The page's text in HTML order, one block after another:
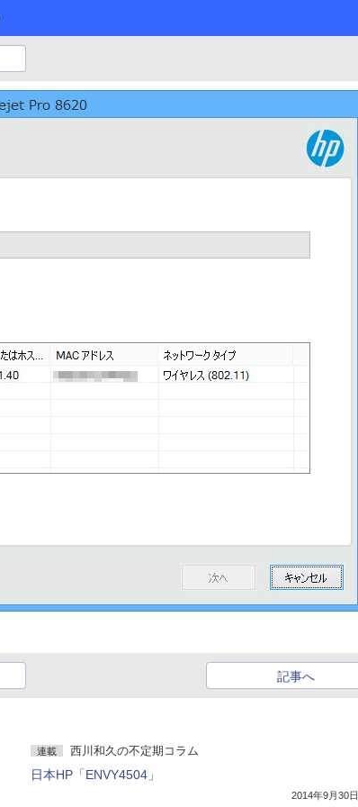
記事へ
連載 西川和久の不定期コラム
日本HP「ENVY4504」
2014年9月30日